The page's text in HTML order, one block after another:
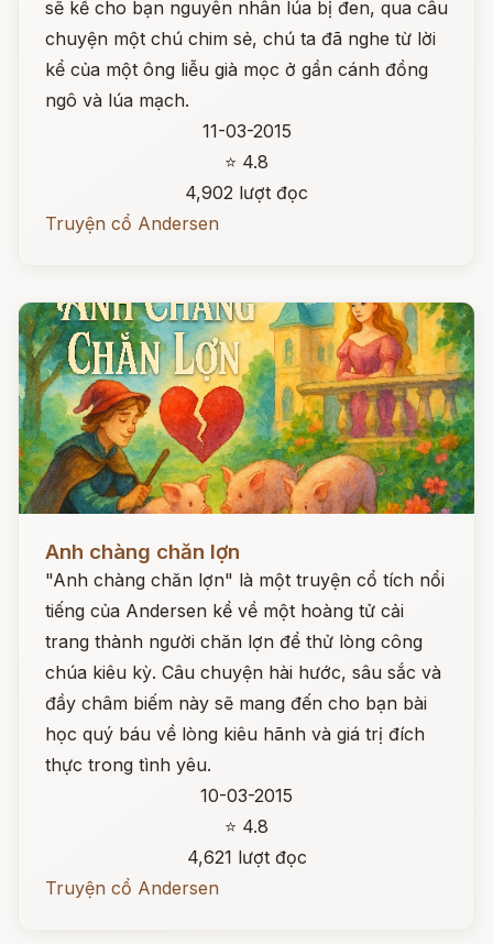
sẽ kể cho bạn nguyên nhân lúa bị đen, qua câu
chuyện một chú chim sẻ, chú ta đã nghe từ lời
kể của một ông liễu già mọc ở gần cánh đồng
ngô và lúa mạch.
11-03-2015
⭐ 4.8
4,902 lượt đọc
Truyện cổ Andersen
Anh chàng chăn lợn
"Anh chàng chăn lợn" là một truyện cổ tích nổi
tiếng của Andersen kể về một hoàng tử cải
trang thành người chăn lợn để thử lòng công
chúa kiêu kỳ. Câu chuyện hài hước, sâu sắc và
đầy châm biếm này sẽ mang đến cho bạn bài
học quý báu về lòng kiêu hãnh và giá trị đích
thực trong tình yêu.
10-03-2015
⭐ 4.8
4,621 lượt đọc
Truyện cổ Andersen